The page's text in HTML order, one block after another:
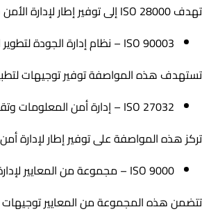
تهدف ISO 28000 إلى توفير إطار لإدارة الأمن في سلاسل التوريد، بما في ذلك تحديد المخاطر الأمنية وتحسين الأداء الأمني.
ISO 90003 – نظام إدارة الجودة لتطوير البرمجيات:
تستهدف هذه المواصفة توفير توجيهات
ISO 27032 – إدارة أمن المعلومات وتقنية المعلومات:
تركز هذه المواصفة على توفير إطار لإدارة
ISO 9000 – مجموعة من المعايير لإدارة الجودة وضمانه:
تتضمن هذه المجموعة من المعايير توجيهات